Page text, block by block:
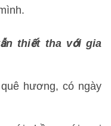
thiết tha với gia
hương, có ngày